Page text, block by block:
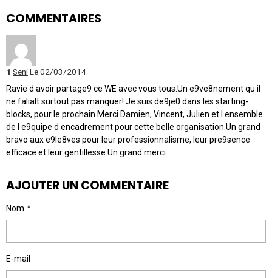
COMMENTAIRES
1 SeniLe 02/03/2014
Ravie d avoir partage9 ce WE avec vous tous.Un e9ve8nement qu il
ne falialt surtout pas manquer! Je suis de9je0 dans les starting-
blocks, pour le prochain Merci Damien, Vincent, Julien et l ensemble
de l e9quipe d encadrement pour cette belle organisation.Un grand
bravo aux e9le8ves pour leur professionnalisme, leur pre9sence
efficace et leur gentillesse.Un grand merci.
AJOUTER UN COMMENTAIRE
Nom
E-mail